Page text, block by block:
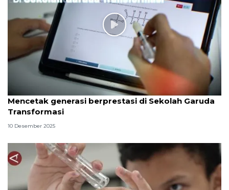
Mencetak generasi berprestasi di Sekolah Garuda
Transformasi
10 Desember 2025